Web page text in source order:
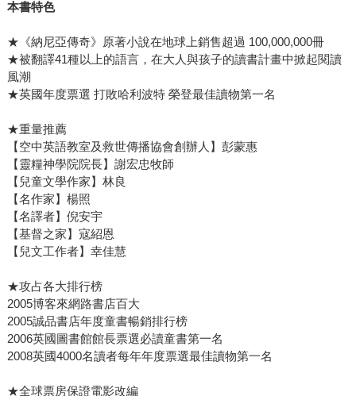
本書特色
★《納尼亞傳奇》原著小說在地球上銷售超過 100,000,000冊
★被翻譯41種以上的語言，在大人與孩子的讀書計畫中掀起閱讀
風潮
★英國年度票選 打敗哈利波特 榮登最佳讀物第一名
★重量推薦
【空中英語教室及救世傳播協會創辦人】彭蒙惠
【靈糧神學院院長】謝宏忠牧師
【兒童文學作家】林良
【名作家】楊照
【名譯者】倪安宇
【基督之家】寇紹恩
【兒文工作者】幸佳慧
★攻占各大排行榜
2005博客來網路書店百大
2005誠品書店年度童書暢銷排行榜
2006英國圖書館館長票選必讀童書第一名
2008英國4000名讀者每年年度票選最佳讀物第一名
★全球票房保證電影改編